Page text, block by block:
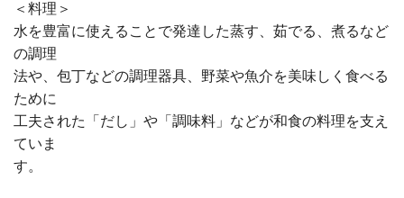
＜料理＞
水を豊富に使えることで発達した蒸す、茹でる、煮るなど
の調理
法や、包丁などの調理器具、野菜や魚介を美味しく食べる
ために
工夫された「だし」や「調味料」などが和食の料理を支え
ていま
す。